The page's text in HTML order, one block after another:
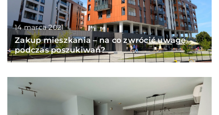
14 marca 2021
Zakup mieszkania – na co zwrócić uwagę
podczas poszukiwań?